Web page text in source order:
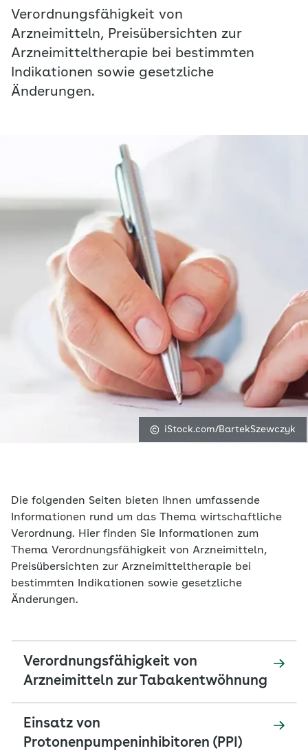
Verordnungsfähigkeit von
Arzneimitteln, Preisübersichten zur
Arzneimitteltherapie bei bestimmten
Indikationen sowie gesetzliche
Änderungen.
iStock.com/BartekSzewczyk
Die folgenden Seiten bieten Ihnen umfassende
Informationen rund um das Thema wirtschaftliche
Verordnung. Hier finden Sie Informationen zum
Thema Verordnungsfähigkeit von Arzneimitteln,
Preisübersichten zur Arzneimitteltherapie bei
bestimmten Indikationen sowie gesetzliche
Änderungen.
Verordnungsfähigkeit von
Arzneimitteln zur Tabakentwöhnung
Einsatz von
Protonenpumpeninhibitoren (PPI)